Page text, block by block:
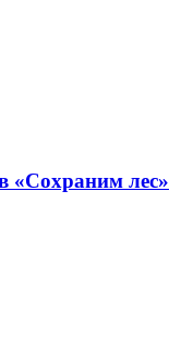
«Сохраним лес»